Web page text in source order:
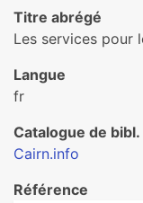
Titre abrégé
Les services pour
Langue
fr
Catalogue de bibl.
Cairn.info
Référence